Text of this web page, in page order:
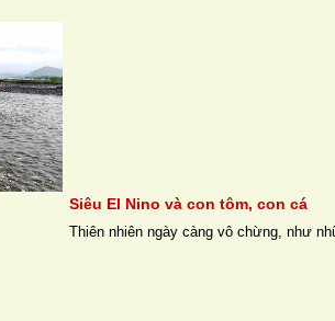
Siêu El Nino và con tôm, con cá
Thiên nhiên ngày càng vô chừng, như